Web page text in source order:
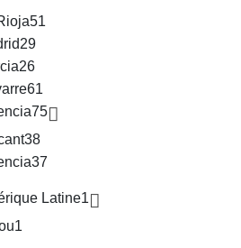
51
29
26
61
75
38
37
Latine1
1